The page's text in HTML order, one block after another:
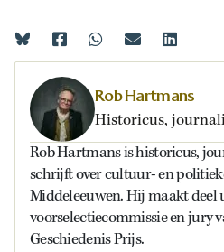
Rob Hartmans
Historicus,
Rob Hartmans is historicus,
schrijft over cultuur- en
Middeleeuwen. Hij maakt deel
voorselectiecommissie en jury
Geschiedenis Prijs.